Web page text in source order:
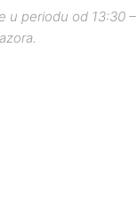
u periodu od 13:30 –